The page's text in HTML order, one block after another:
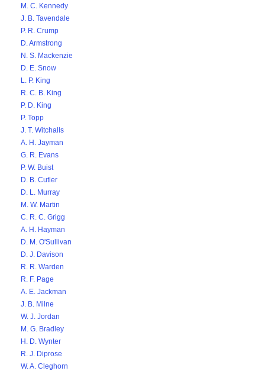
M. C. Kennedy
J. B. Tavendale
P. R. Crump
D. Armstrong
N. S. Mackenzie
D. E. Snow
L. P. King
R. C. B. King
P. D. King
P. Topp
J. T. Witchalls
A. H. Jayman
G. R. Evans
P. W. Buist
D. B. Cutler
D. L. Murray
M. W. Martin
C. R. C. Grigg
A. H. Hayman
D. M. O'Sullivan
D. J. Davison
R. R. Warden
R. F. Page
A. E. Jackman
J. B. Milne
W. J. Jordan
M. G. Bradley
H. D. Wynter
R. J. Diprose
W. A. Cleghorn